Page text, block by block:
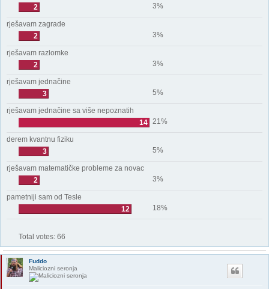
2
3%
rješavam zagrade
2
3%
rješavam razlomke
2
3%
rješavam jednačine
3
5%
rješavam jednačine sa više nepoznatih
14
21%
derem kvantnu fiziku
3
5%
rješavam matematičke probleme za novac
2
3%
pametniji sam od Tesle
12
18%
Total votes: 66
Fuddo
Maliciozni seronja